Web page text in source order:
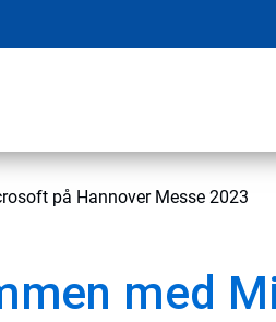
på Hannover Messe 2023
med